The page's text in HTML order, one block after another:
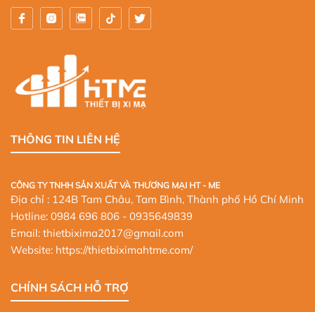
THÔNG TIN LIÊN HỆ
CÔNG TY TNHH SẢN XUẤT VÀ THƯƠNG MẠI HT - ME
Địa chỉ : 124B Tam Châu, Tam Bình, Thành phố Hồ Chí Minh
Hotline: 0984 696 806 - 0935649839
Email: thietbixima2017@gmail.com
Website: https://thietbiximahtme.com/
CHÍNH SÁCH HỖ TRỢ